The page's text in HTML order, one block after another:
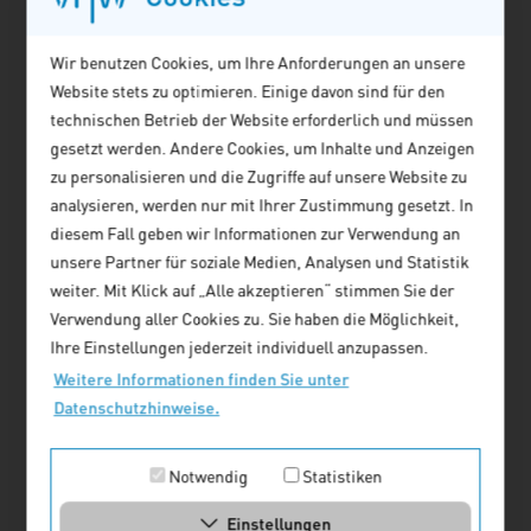
Wir benutzen Cookies, um Ihre Anforderungen an unsere
Website stets zu optimieren. Einige davon sind für den
technischen Betrieb der Website erforderlich und müssen
gesetzt werden. Andere Cookies, um Inhalte und Anzeigen
zu personalisieren und die Zugriffe auf unsere Website zu
analysieren, werden nur mit Ihrer Zustimmung gesetzt. In
diesem Fall geben wir Informationen zur Verwendung an
unsere Partner für soziale Medien, Analysen und Statistik
weiter. Mit Klick auf „Alle akzeptieren“ stimmen Sie der
Verwendung aller Cookies zu. Sie haben die Möglichkeit,
Ihre Einstellungen jederzeit individuell anzupassen.
Weitere Informationen finden Sie unter
Datenschutzhinweise.
Notwendig Statistiken
Einstellungen
lokale Demokratie und
Stadtentwicklung
Artikel lesen
Dr. Stephan Meise
Gewerkschaften als
„intermediäre“ Akteure in der
lokalen Demokratie
Artikel lesen
Prof. Dr. Jens S. Dangschat
Die geteilte Welt der
Wie das Web 2.0 die
Stadt(teil)entwicklung verändert